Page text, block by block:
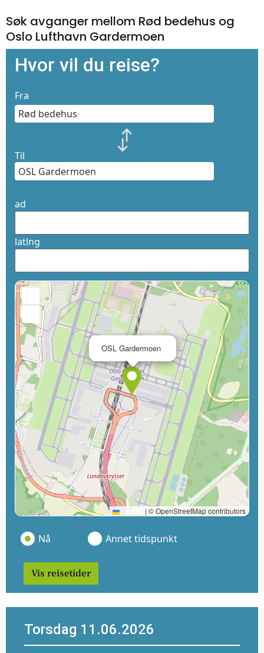
Søk avganger mellom Rød bedehus og
Oslo Lufthavn Gardermoen
Hvor vil du reise?
Fra
Til
ad
latlng
OSL Gardermoen
Leaflet | © OpenStreetMap contributors
Nå Annet tidspunkt
Vis reisetider
Torsdag 11.06.2026